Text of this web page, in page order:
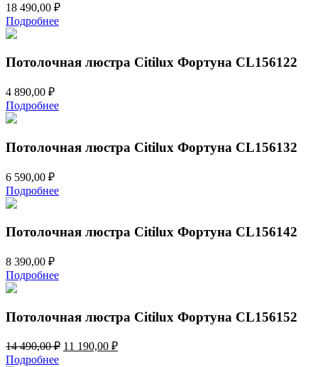
18 490,00 ₽
Подробнее
Потолочная люстра Citilux Фортуна CL156122
4 890,00 ₽
Подробнее
Потолочная люстра Citilux Фортуна CL156132
6 590,00 ₽
Подробнее
Потолочная люстра Citilux Фортуна CL156142
8 390,00 ₽
Подробнее
Потолочная люстра Citilux Фортуна CL156152
14 490,00₽ Первоначальная
11 190,00 ₽Текущая
Подробнее